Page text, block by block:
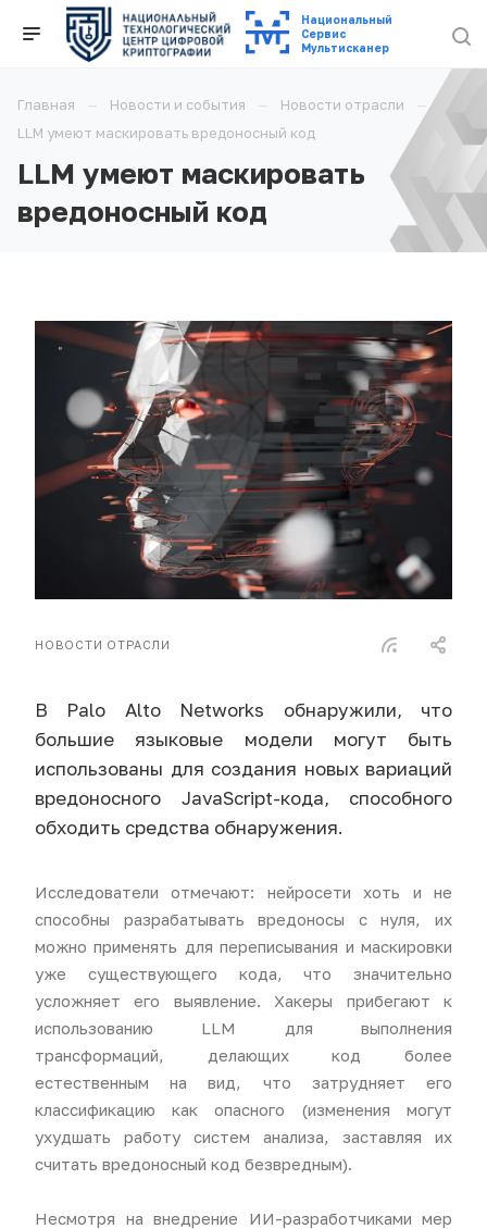
Национальный
Cервис
Мультисканер
Главная Новости и события
Новости отрасли
LLM умеют маскировать вредоносный код
LLM умеют маскировать
вредоносный код
НОВОСТИ ОТРАСЛИ
В Palo Alto Networks обнаружили, что
большие языковые модели могут быть
использованы для создания новых вариаций
вредоносного JavaScript-кода, способного
обходить средства обнаружения.
Исследователи отмечают: нейросети хоть и не
способны разрабатывать вредоносы с нуля, их
можно применять для переписывания и маскировки
уже существующего кода, что значительно
усложняет его выявление. Хакеры прибегают к
использованию LLM для выполнения
трансформаций, делающих код более
естественным на вид, что затрудняет его
классификацию как опасного (изменения могут
ухудшать работу систем анализа, заставляя их
считать вредоносный код безвредным).
Несмотря на внедрение ИИ-разработчиками мер